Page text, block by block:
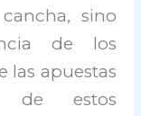
sino
de los
las apuestas
de estos